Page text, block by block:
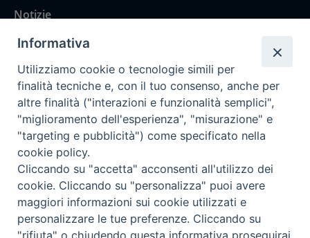
Notizie
Rubriche
Chi siamo
Come abbonarsi
Contatti
Informativa
Utilizziamo cookie o tecnologie simili per
finalità tecniche e, con il tuo consenso, anche per
altre finalità ("interazioni e funzionalità semplici",
"miglioramento dell'esperienza", "misurazione" e
"targeting e pubblicità") come specificato nella
cookie policy.
Cliccando su "accetta" acconsenti all'utilizzo dei
cookie. Cliccando su "personalizza" puoi avere
maggiori informazioni sui cookie utilizzati e
personalizzare le tue preferenze. Cliccando su
"rifiuta" o chiudendo questa informativa proseguirai